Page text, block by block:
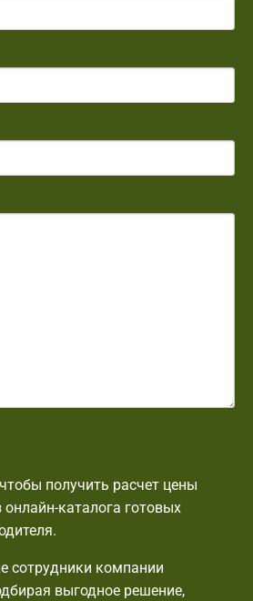
получить расчет цены
каталога готовых
сотрудники компании
выгодное решение,